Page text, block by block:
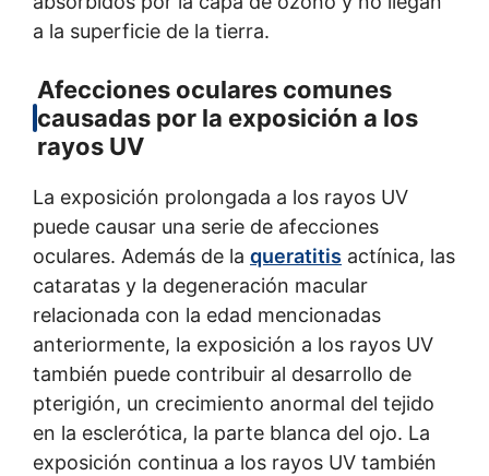
a la superficie de la tierra.
Afecciones oculares comunes
causadas por la exposición a los
rayos UV
La exposición prolongada a los rayos UV
puede causar una serie de afecciones
oculares. Además de la queratitis actínica, las
cataratas y la degeneración macular
relacionada con la edad mencionadas
anteriormente, la exposición a los rayos UV
también puede contribuir al desarrollo de
pterigión, un crecimiento anormal del tejido
en la esclerótica, la parte blanca del ojo. La
exposición continua a los rayos UV también